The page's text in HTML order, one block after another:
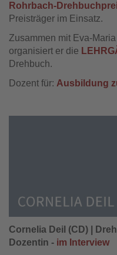
Rohrbach-
Preisträger im Einsatz.
Zusammen mit Eva-
organisiert er die
Drehbuch.
Dozent für: Ausbildung
Cornelia Deil (CD) |
Dozentin - im Interview